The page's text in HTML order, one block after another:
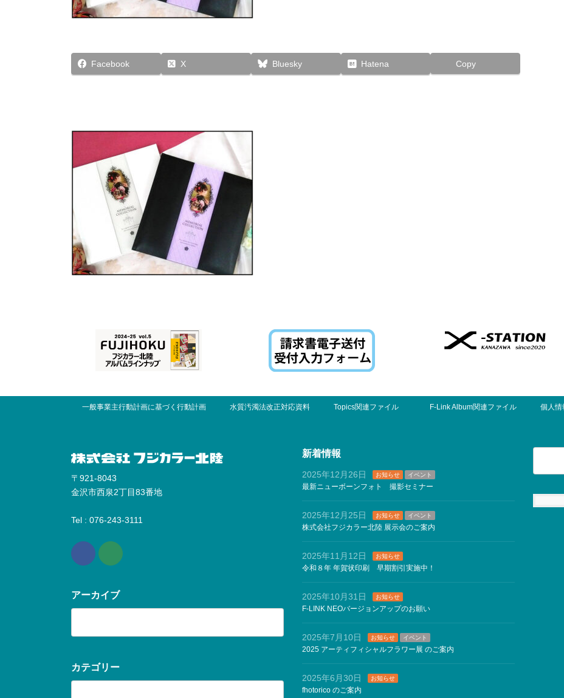
Facebook X Bluesky Hatena Copy
一般事業主行動計画に基づく行動計画 水質汚濁法改正対応資料 Topics関連ファイル F-Link Album関連ファイル 個人情
〒921-8043
金沢市西泉2丁目83番地
Tel : 076-243-3111
アーカイブ
ア
イ
カテゴリー
カ
新着情報
2025年12月26日 お知らせ イベント
最新ニューボーンフォト 撮影セミナー
2025年12月25日 お知らせ イベント
株式会社フジカラー北陸 展示会のご案内
2025年11月12日 お知らせ
令和８年 年賀状印刷 早期割引実施中！
2025年10月31日 お知らせ
F-LINK NEOバージョンアップのお願い
2025年7月10日 お知らせ イベント
2025 アーティフィシャルフラワー展 のご案内
2025年6月30日 お知らせ
fhotorico のご案内
検